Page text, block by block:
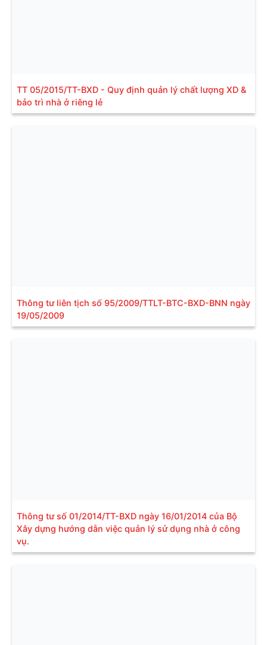
TT 05/2015/TT-BXD - Quy định quản lý chất lượng XD &
bảo trì nhà ở riêng lẻ
Thông tư liên tịch số 95/2009/TTLT-BTC-BXD-BNN ngày
19/05/2009
Thông tư số 01/2014/TT-BXD ngày 16/01/2014 của Bộ
Xây dựng hướng dẫn việc quản lý sử dụng nhà ở công
vụ.